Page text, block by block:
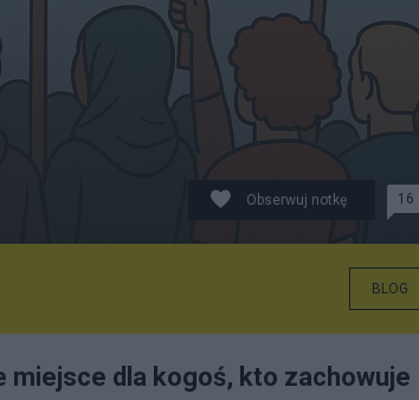
Obserwuj notkę 16
BLOG
miejsce dla kogoś, kto zachowuje